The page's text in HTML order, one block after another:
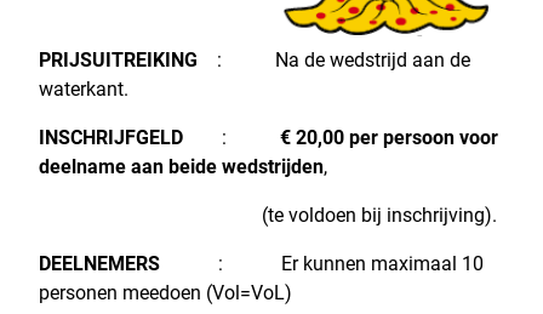
PRIJSUITREIKING : Na de wedstrijd aan de
waterkant.
INSCHRIJFGELD : € 20,00 per persoon voor
deelname aan beide wedstrijden,
(te voldoen bij inschrijving).
DEELNEMERS : Er kunnen maximaal 10
personen meedoen (Vol=VoL)